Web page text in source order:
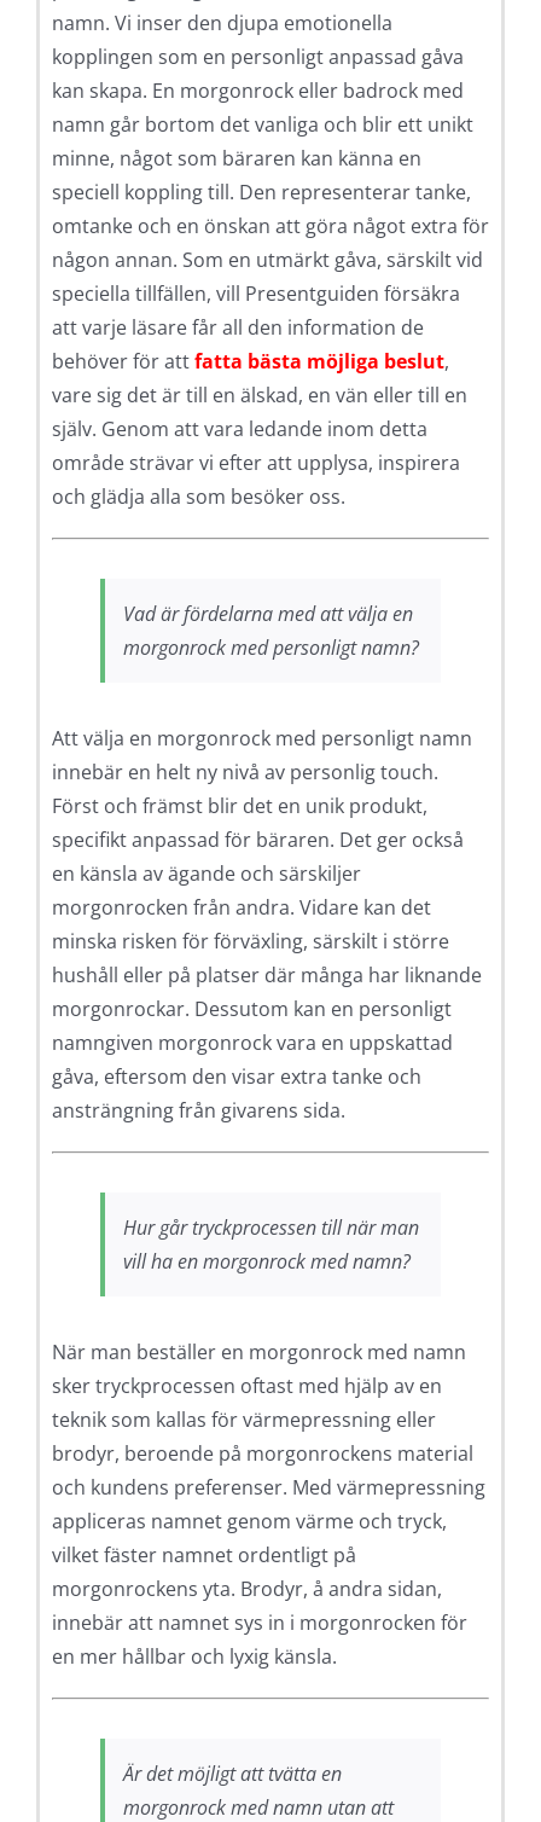
namn. Vi inser den djupa emotionella
kopplingen som en personligt anpassad gåva
kan skapa. En morgonrock eller badrock med
namn går bortom det vanliga och blir ett unikt
minne, något som bäraren kan känna en
speciell koppling till. Den representerar tanke,
omtanke och en önskan att göra något extra för
någon annan. Som en utmärkt gåva, särskilt vid
speciella tillfällen, vill Presentguiden försäkra
att varje läsare får all den information de
behöver för attfatta bästa möjliga beslut,
vare sig det är till en älskad, en vän eller till en
själv. Genom att vara ledande inom detta
område strävar vi efter att upplysa, inspirera
och glädja alla som besöker oss.
Vad är fördelarna med att välja en
morgonrock med personligt namn?
Att välja en morgonrock med personligt namn
innebär en helt ny nivå av personlig touch.
Först och främst blir det en unik produkt,
specifikt anpassad för bäraren. Det ger också
en känsla av ägande och särskiljer
morgonrocken från andra. Vidare kan det
minska risken för förväxling, särskilt i större
hushåll eller på platser där många har liknande
morgonrockar. Dessutom kan en personligt
namngiven morgonrock vara en uppskattad
gåva, eftersom den visar extra tanke och
ansträngning från givarens sida.
Hur går tryckprocessen till när man
vill ha en morgonrock med namn?
När man beställer en morgonrock med namn
sker tryckprocessen oftast med hjälp av en
teknik som kallas för värmepressning eller
brodyr, beroende på morgonrockens material
och kundens preferenser. Med värmepressning
appliceras namnet genom värme och tryck,
vilket fäster namnet ordentligt på
morgonrockens yta. Brodyr, å andra sidan,
innebär att namnet sys in i morgonrocken för
en mer hållbar och lyxig känsla.
Är det möjligt att tvätta en
morgonrock med namn utan att